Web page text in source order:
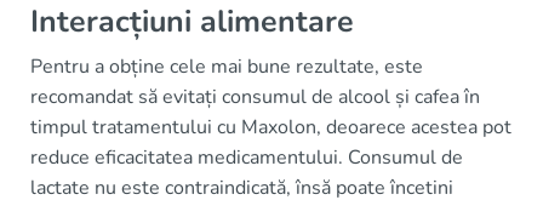
Interacțiuni alimentare
Pentru a obține cele mai bune rezultate, este
recomandat să evitați consumul de alcool și cafea în
timpul tratamentului cu Maxolon, deoarece acestea pot
reduce eficacitatea medicamentului. Consumul de
lactate nu este contraindicată, însă poate încetini